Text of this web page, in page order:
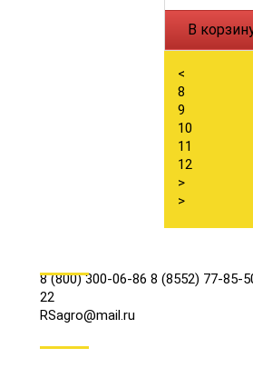
В
<
8
9
10
11
12
>
>
8 (800) 300-06-86 8 (8552) 77-85-
22
RSagro@mail.ru